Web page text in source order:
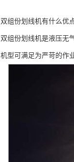
双组份划线机有什么优
双组份划线机是液压无
机型可满足为严苛的作